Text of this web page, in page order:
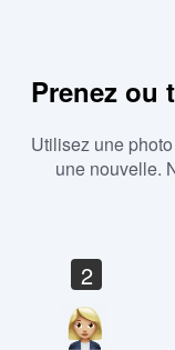
Prenez ou
Utilisez une
une nouvelle.
2